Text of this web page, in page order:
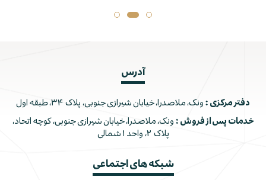
آدرس
دفتر مرکزی : ونک، ملاصدرا، خیابان شیرازی جنوبی، پلاک ۳۴، طبقه اول
خدمات پس از فروش : ونک، ملاصدرا، خیابان شیرازی جنوبی، کوچه اتحاد،
پلاک ۲، واحد ۱ شمالی
شبکه های اجتماعی